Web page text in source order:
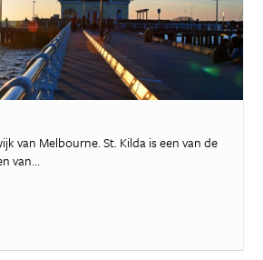
van Melbourne. St. Kilda is een van de
van...